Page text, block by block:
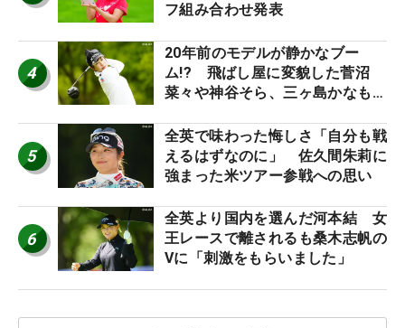
フ組み合わせ発表
4
20年前のモデルが静かなブー
ム!? 飛ばし屋に変貌した菅沼
菜々や神谷そら、三ヶ島かなも使
ロたちの“飛ばしギア”】
5
全英で味わった悔しさ「自分も戦
えるはずなのに」 佐久間朱莉に
強まった米ツアー参戦への思い
6
全英より国内を選んだ河本結 女
王レースで離されるも桑木志帆の
Vに「刺激をもらいました」